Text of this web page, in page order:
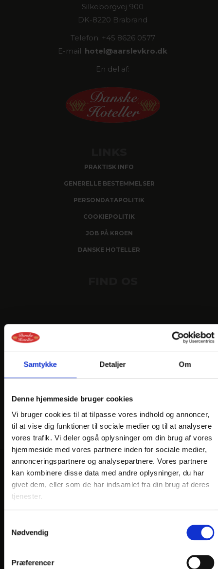
Samtykke Detaljer Om
Denne hjemmeside bruger cookies
Vi bruger cookies til at tilpasse vores indhold og annoncer,
til at vise dig funktioner til sociale medier og til at analysere
vores trafik. Vi deler også oplysninger om din brug af vores
hjemmeside med vores partnere inden for sociale medier,
annonceringspartnere og analysepartnere. Vores partnere
kan kombinere disse data med andre oplysninger, du har
givet dem, eller som de har indsamlet fra din brug af deres
tjenester.
Nødvendig
Præferencer
Silkeborgvej 900
DK-8220 Brabrand
Telefon: +45 8626 0577
E-mail: hotel@aarslevkro.dk
En del af:
PRAKTISK INFO
GENERELLE BESTEMMELSER
PERSONDATAPOLITIK
COOKIEPOLITIK
JOB PÅ KROEN
DANSKE HOTELLER
VORES HOTELLER OG KATEGORIER